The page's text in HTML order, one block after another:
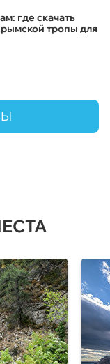
где скачать
тропы для